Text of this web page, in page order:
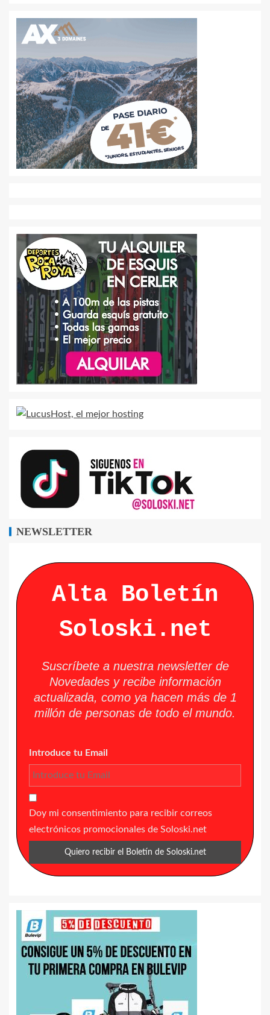
NEWSLETTER
Alta Boletín
Soloski.net
Suscríbete a nuestra newsletter de
Novedades y recibe información
actualizada, como ya hacen más de 1
millón de personas de todo el mundo.
Introduce tu Email
Doy mi consentimiento para recibir correos
electrónicos promocionales de Soloski.net